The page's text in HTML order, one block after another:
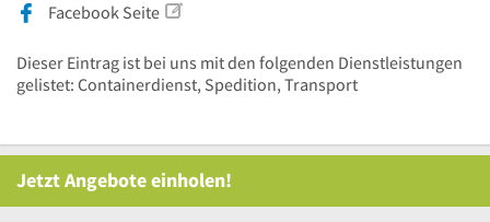
Facebook Seite
Dieser Eintrag ist bei uns mit den folgenden Dienstleistungen
gelistet: Containerdienst, Spedition, Transport
Jetzt Angebote einholen!